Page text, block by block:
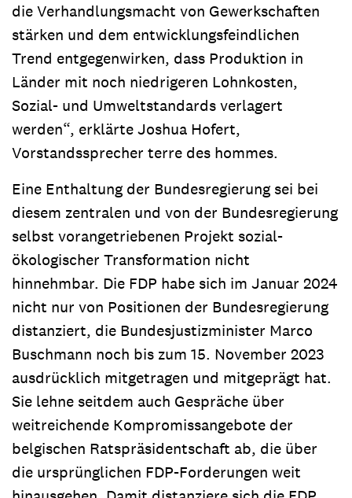
die Verhandlungsmacht von Gewerkschaften
stärken und dem entwicklungsfeindlichen
Trend entgegenwirken, dass Produktion in
Länder mit noch niedrigeren Lohnkosten,
Sozial- und Umweltstandards verlagert
werden“, erklärte Joshua Hofert,
Vorstandssprecher terre des hommes.
Eine Enthaltung der Bundesregierung sei bei
diesem zentralen und von der Bundesregierung
selbst vorangetriebenen Projekt sozial-
ökologischer Transformation nicht
hinnehmbar. Die FDP habe sich im Januar 2024
nicht nur von Positionen der Bundesregierung
distanziert, die Bundesjustizminister Marco
Buschmann noch bis zum 15. November 2023
ausdrücklich mitgetragen und mitgeprägt hat.
Sie lehne seitdem auch Gespräche über
weitreichende Kompromissangebote der
belgischen Ratspräsidentschaft ab, die über
die ursprünglichen FDP-Forderungen weit